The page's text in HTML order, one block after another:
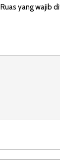
Ruas yang wajib